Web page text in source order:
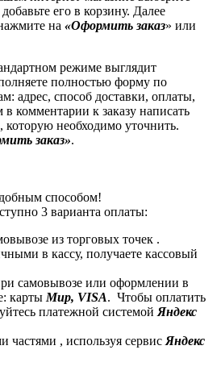
его в корзину. Далее
на «Оформить заказ» или
режиме выглядит
полностью форму по
адрес, способ доставки, оплаты,
комментарии к заказу написать
необходимо уточнить.
заказ».
способом!
3 варианта оплаты:
из торговых точек .
в кассу, получаете кассовый
самовывозе или оформлении в
карты Mир, VISA. Чтобы оплатить
платежной системой Яндекс
частями , используя сервис Яндекс